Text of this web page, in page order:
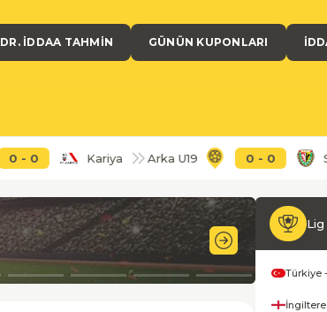
DR. İDDAA TAHMIN GÜNÜN KUPONLARI
Kariya Arka U19 0- Slask
11'Lig
Türkiye